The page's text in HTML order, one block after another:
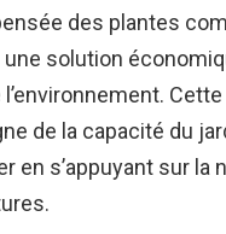
des plantes
une solution
de la capacité du
en s’appuyant sur la